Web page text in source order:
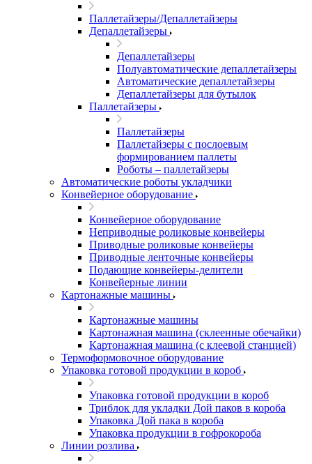
Паллетайзеры/Депаллетайзеры
Депаллетайзеры
Депаллетайзеры
Полуавтоматические депаллетайзеры
Автоматические депаллетайзеры
Депаллетайзеры для бутылок
Паллетайзеры
Паллетайзеры
Паллетайзеры с послоевым
формированием паллеты
Роботы – паллетайзеры
Автоматические роботы укладчики
Конвейерное оборудование
Конвейерное оборудование
Неприводные роликовые конвейеры
Приводные роликовые конвейеры
Приводные ленточные конвейеры
Подающие конвейеры-делители
Конвейерные линии
Картонажные машины
Картонажные машины
Картонажная машина (склеенные обечайки)
Картонажная машина (с клеевой станцией)
Термоформовочное оборудование
Упаковка готовой продукции в короб
Упаковка готовой продукции в короб
Триблок для укладки Дой паков в короба
Упаковка Дой пака в короба
Упаковка продукции в гофрокороба
Линии розлива